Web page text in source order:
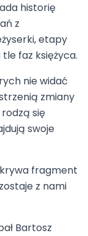
historię
z
etapy
tle faz księżyca.
nie widać
zmiany
się
swoje
fragment
z nami
Bartosz